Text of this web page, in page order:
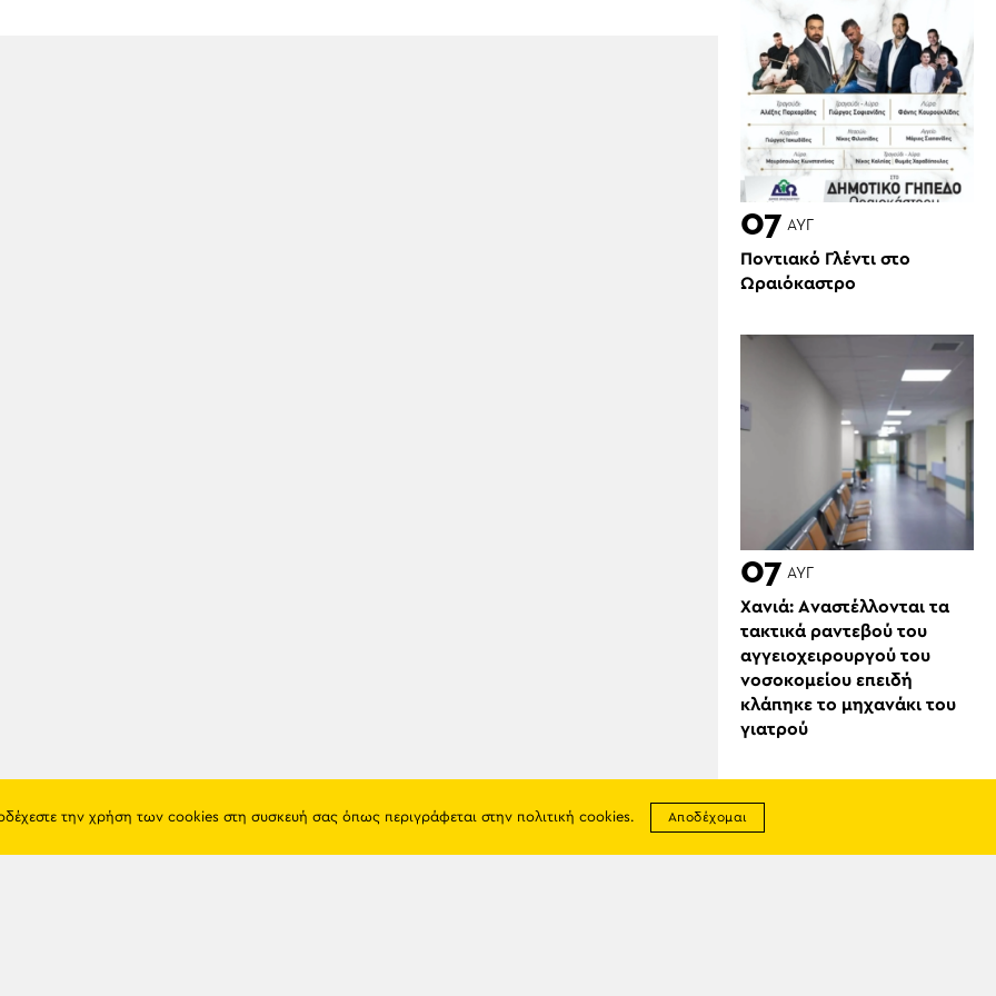
07 ΑΥΓ
Ποντιακό Γλέντι στο
Ωραιόκαστρο
07 ΑΥΓ
Χανιά: Aναστέλλονται τα
τακτικά ραντεβού του
αγγειοχειρουργού του
νοσοκομείου επειδή
κλάπηκε το μηχανάκι του
γιατρού
την χρήση των cookies στη συσκευή σας όπως περιγράφεται στην πολιτική cookies. Αποδέχομαι